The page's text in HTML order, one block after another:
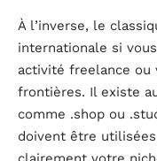
À l’inverse, le
internationale si
activité freelance ou
frontières. Il existe
comme .shop ou
doivent être